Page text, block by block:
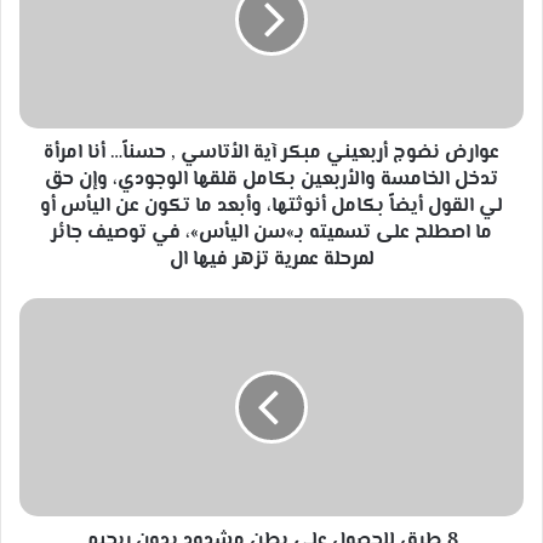
أنا
امرأة
تدخل
الخامسة
والأربعين
الوجودي،
وأبعد
عوارض نضوج أربعيني مبكر آية الأتاسي , حسناً… أنا امرأة
تدخل الخامسة والأربعين بكامل قلقها الوجودي، وإن حق
لي القول أيضاً بكامل أنوثتها، وأبعد ما تكون عن اليأس أو
ما اصطلح على تسميته بـ»سن اليأس»، في توصيف جائر
لمرحلة عمرية تزهر فيها ال
8